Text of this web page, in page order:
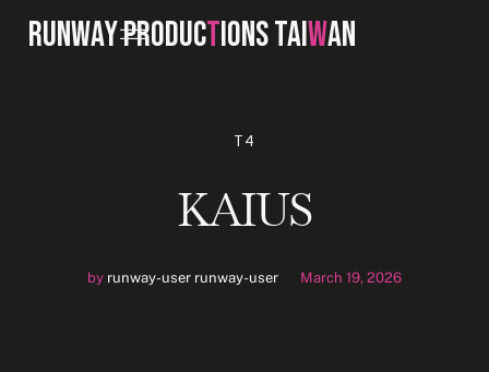
RUNWAY PRODUCTIONS TAIWAN
T4
KAIUS
by runway-user runway-user March 19, 2026